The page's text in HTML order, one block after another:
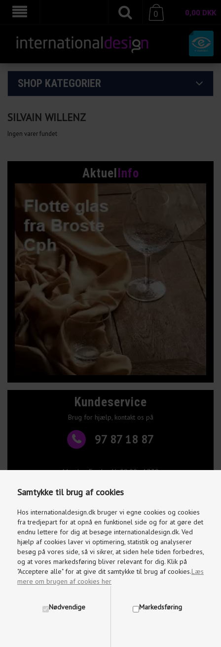
Samtykke til brug af cookies
Hos internationaldesign.dk bruger vi egne cookies og cookies
fra tredjepart for at opnå en funktionel side og for at gøre det
endnu lettere for dig at besøge internationaldesign.dk. Ved
hjælp af cookies laver vi optimering, statistik og analyserer
besøg på vores side, så vi sikrer, at siden hele tiden forbedres,
og at vores markedsføring bliver relevant for dig. Klik på
"Acceptere alle" for at give dit samtykke til brug af cookies.Læs
mere om brugen af cookies her
Nødvendige Markedsføring
0,00 DKK
0
SHOP KATEGORIER
Aktuel Info
Kundeservice
Brug for hjælp, kontakt os på
97 87 18 87
Mandag-Fredag kl. 09.00 - 17.30
info@internationaldesign.dk
SILVAIN WILLENZ
Ingen varer fundet